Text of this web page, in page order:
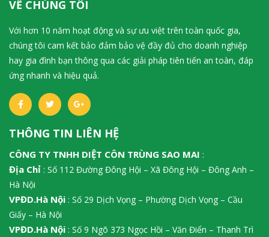
VỀ CHÚNG TÔI
Với hơn 10 năm hoạt động và sự ưu việt trên toàn quốc gia,
chúng tôi cam kết bảo đảm bảo vệ đầy đủ cho doanh nghiệp
hay gia đình bạn thông qua các giải pháp tiên tiến an toàn, đáp
ứng nhanh và hiệu quả.
THÔNG TIN LIÊN HỆ
CÔNG TY TNHH DIỆT CÔN TRÙNG SAO MAI :
Địa Chỉ : Số 112 Đường Đông Hội – Xã Đông Hội – Đông Anh –
Hà Nội
VPĐD.Hà Nội : Số 29 Dịch Vọng – Phường Dịch Vọng – Cầu
Giấy – Hà Nội
VPĐD.Hà Nội : Số 9 Ngõ 373 Ngọc Hồi – Văn Điển – Thanh Trì